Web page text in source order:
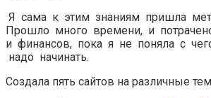
Я сама к этим знаниям пришла
Прошло много времени, и
и финансов, пока я не поняла с
надо начинать.
Создала пять сайтов на различные